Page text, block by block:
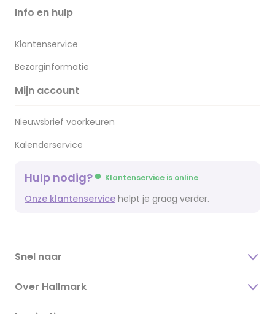
Info en hulp
Klantenservice
Bezorginformatie
Mijn account
Nieuwsbrief voorkeuren
Kalenderservice
Hulp nodig? Klantenservice is online
Onze klantenservice helpt je graag verder.
Snel naar
Over Hallmark